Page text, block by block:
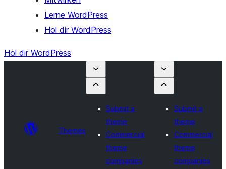
Lerne WordPress
Hol dir WordPress
Hol dir WordPress
Themes
Submit a
theme
Commercial
theme
companies
Submit a
theme
Commercial
theme
companies